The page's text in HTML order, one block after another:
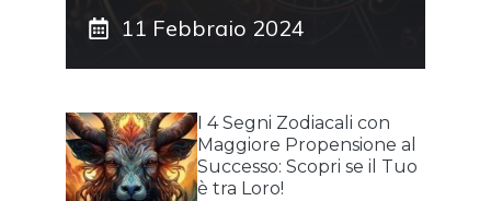
11 Febbraio 2024
I 4 Segni Zodiacali con
Maggiore Propensione al
Successo: Scopri se il Tuo
è tra Loro!